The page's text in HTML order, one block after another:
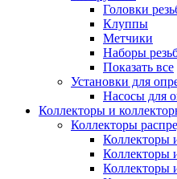
Головки
Клуппы
Метчики
Наборы
Показать все
Установки для
Насосы для
Коллекторы и
Коллекторы
Коллекторы
Коллекторы
Коллекторы